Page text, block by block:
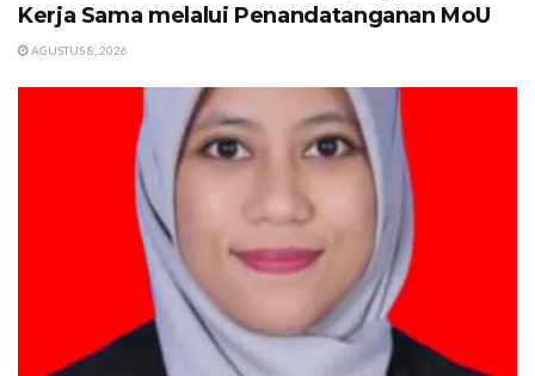
Kerja Sama melalui Penandatanganan MoU
AGUSTUS 8, 2026